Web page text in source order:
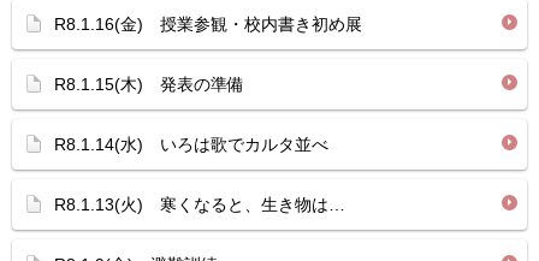
R8.1.16(金) 授業参観・校内書き初め展
R8.1.15(木) 発表の準備
R8.1.14(水) いろは歌でカルタ並べ
R8.1.13(火) 寒くなると、生き物は…